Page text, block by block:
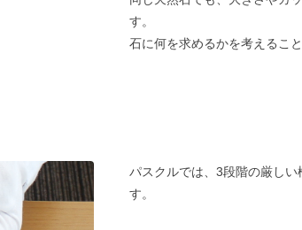
す。
石に何を求めるかを考えること
パスクルでは、3段階の厳し
す。